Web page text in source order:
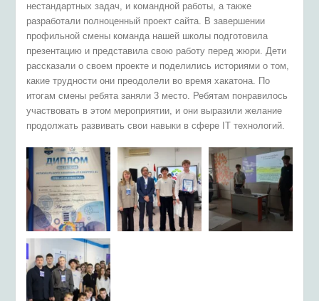
нестандартных задач, и командной работы, а также
разработали полноценный проект сайта. В завершении
профильной смены команда нашей школы подготовила
презентацию и представила свою работу перед жюри. Дети
рассказали о своем проекте и поделились историями о том,
какие трудности они преодолели во время хакатона. По
итогам смены ребята заняли 3 место. Ребятам понравилось
участвовать в этом мероприятии, и они выразили желание
продолжать развивать свои навыки в сфере IT технологий.